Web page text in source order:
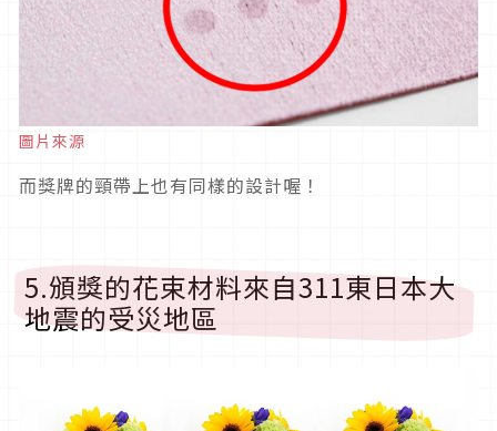
圖片來源
而獎牌的頸帶上也有同樣的設計喔！
5.頒獎的花束材料來自311東日本大
地震的受災地區